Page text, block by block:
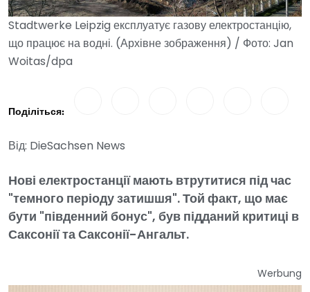
Stadtwerke Leipzig експлуатує газову електростанцію,
що працює на водні. (Архівне зображення) / Фото: Jan
Woitas/dpa
Поділіться:
Від: DieSachsen News
Нові електростанції мають втрутитися під час
"темного періоду затишшя". Той факт, що має
бути "південний бонус", був підданий критиці в
Саксонії та Саксонії-Ангальт.
Werbung